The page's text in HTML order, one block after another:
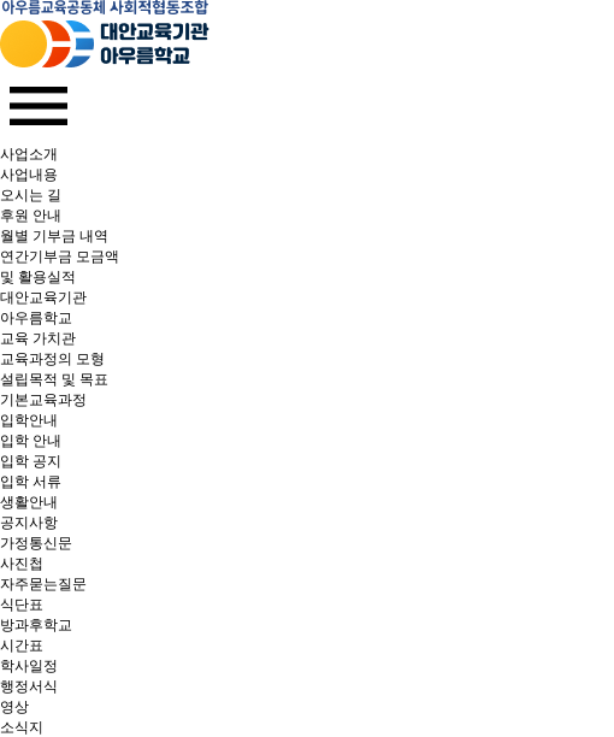
사업소개
사업내용
오시는 길
후원 안내
월별 기부금 내역​
연간기부금 모금액
및 활용실적​
대안교육기관
아우름학교
교육 가치관
교육과정의 모형
설립목적 및 목표
기본교육과정
입학안내
입학 안내
입학 공지
입학 서류
생활안내
공지사항
가정통신문
사진첩
자주묻는질문
식단표
방과후학교
시간표
학사일정
행정서식
영상
소식지